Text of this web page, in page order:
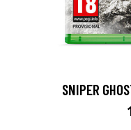
SNIPER